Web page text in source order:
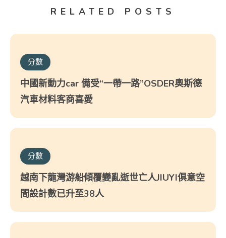
RELATED POSTS
分數
中國新動力car 備受“一帶一路”OSDER奧斯德
汽車材料客商喜愛
分數
越南下龍灣游船傾覆變亂逝世亡人JIUYI俱意空
間設計數已升至38人